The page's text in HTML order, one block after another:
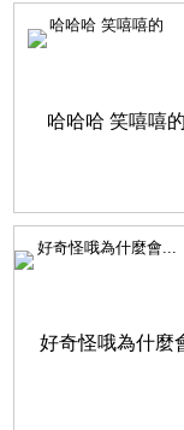
哈哈哈 笑嘻嘻的
好奇怪哦為什麼會...